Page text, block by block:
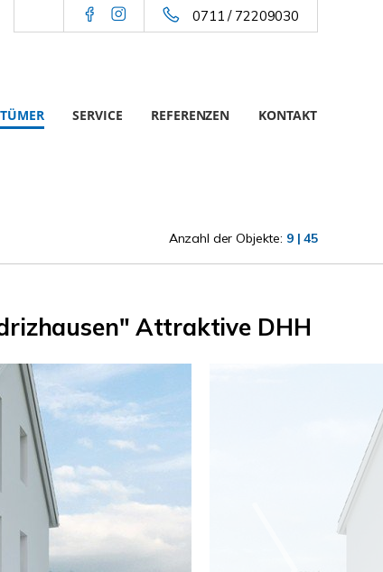
0711 / 72209030
SERVICE REFERENZEN KONTAKT
Anzahl der Objekte: 9 | 45
Attraktive DHH